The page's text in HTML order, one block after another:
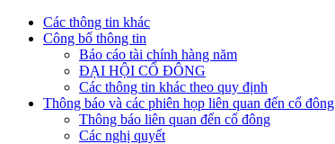
Các thông tin khác
Công bố thông tin
Báo cáo tài chính hàng năm
ĐẠI HỘI CỔ ĐÔNG
Các thông tin khác theo quy định
Thông báo và các phiên họp liên quan đến cổ đông
Thông báo liên quan đến cổ đông
Các nghị quyết